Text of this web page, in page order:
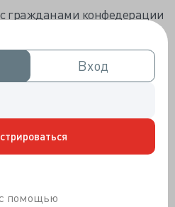
Вход
Вход
помощью
гражданами конфедерации
Кстати, имя душевной
название «аутизм», было
Эйгеном Блейлером.
термином
неточностью: где
На древнегреческом
ум, как никогда лучше
заболевания. По мнению
не слабоумными. Он был